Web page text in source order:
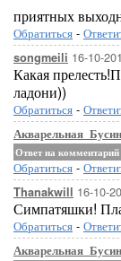
приятных
Обратиться -
songmeili 16-10-
Какая
ладони))
Обратиться -
Ответ на
Обратиться -
Thanakwill 16-10-
Симпатяшки!
Обратиться -